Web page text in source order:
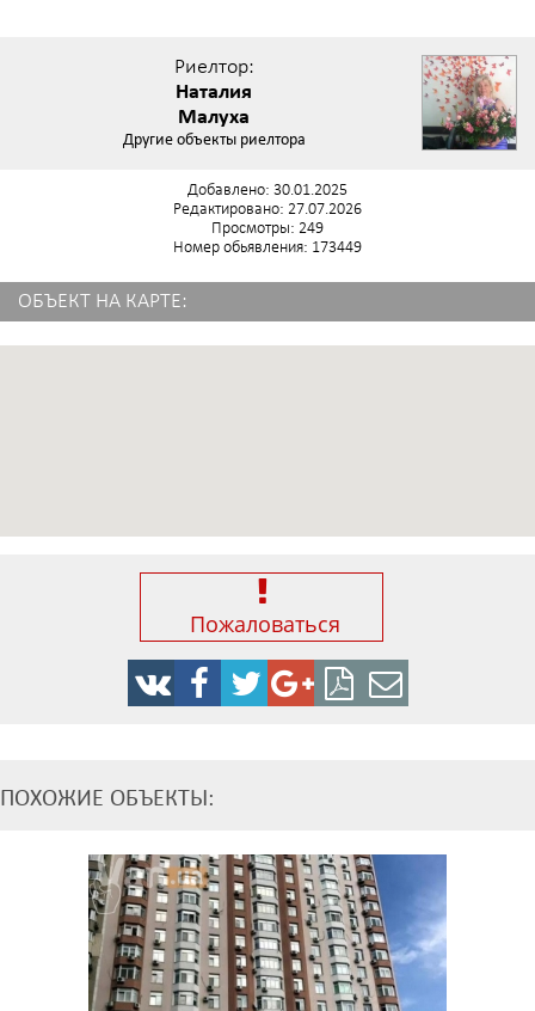
Риелтор:
Наталия
Малуха
Другие объекты риелтора
Добавлено: 30.01.2025
Редактировано: 27.07.2026
Просмотры: 249
Номер обьявления: 173449
ОБЪЕКТ НА КАРТЕ:
Пожаловаться
ПОХОЖИЕ ОБЪЕКТЫ: